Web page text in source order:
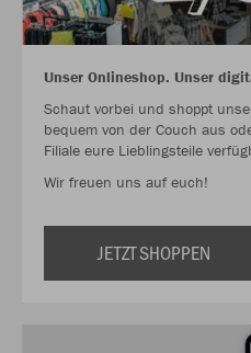
Unser Onlineshop. Unser
Schaut vorbei und shoppt
bequem von der Couch aus
Filiale eure Lieblingsteile
Wir freuen uns auf euch!
JETZT SHOPPEN